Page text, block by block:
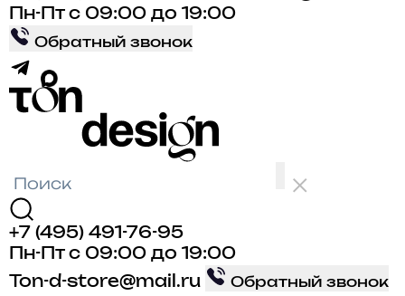
Пн-Пт с 09:00 до 19:00
Обратный звонок
+7 (495) 491-76-95
Пн-Пт с 09:00 до 19:00
Ton-d-store@mail.ru
Обратный звонок